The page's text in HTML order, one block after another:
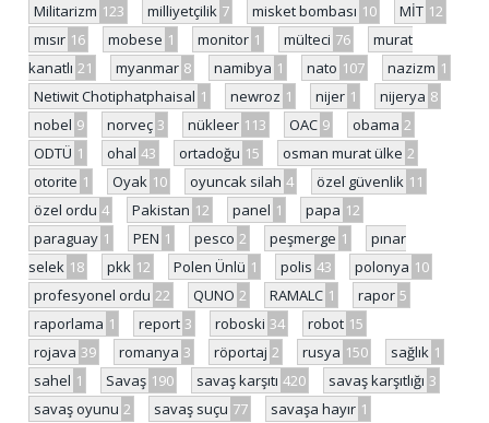
Militarizm 123 milliyetçilik 7 misket bombası 10 MİT 12
mısır 16 mobese 1 monitor 1 mülteci 76
murat
kanatlı 21 myanmar 8 namibya 1 nato 107 nazizm 1
Netiwit Chotiphatphaisal 1 newroz 1 nijer 1 nijerya 8
nobel 9 norveç 3 nükleer 113 OAC 9 obama 2
ODTÜ 1 ohal 43 ortadoğu 15 osman murat ülke 2
otorite 1 Oyak 10 oyuncak silah 4 özel güvenlik 11
özel ordu 4 Pakistan 12 panel 1 papa 12
paraguay 1 PEN 1 pesco 2 peşmerge 1
pınar
selek 18 pkk 12 Polen Ünlü 1 polis 43 polonya 10
profesyonel ordu 22 QUNO 2 RAMALC 1 rapor 5
raporlama 1 report 3 roboski 34 robot 15
rojava 39 romanya 3 röportaj 2 rusya 150 sağlık 1
sahel 1 Savaş 190 savaş karşıtı 420 savaş karşıtlığı 3
savaş oyunu 2 savaş suçu 77 savaşa hayır 1